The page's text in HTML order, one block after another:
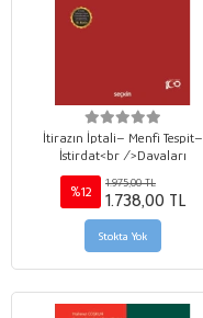
İtirazın İptali– Menfi Tespit–
İstirdat<br />Davaları
%12
1.975,00 TL
1.738,00 TL
Stokta Yok